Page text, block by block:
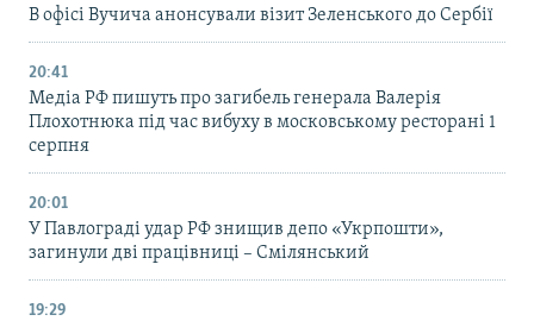
В офісі Вучича анонсували візит Зеленського до Сербії
20:41
Медіа РФ пишуть про загибель генерала Валерія
Плохотнюка під час вибуху в московському ресторані 1
серпня
20:01
У Павлограді удар РФ знищив депо «Укрпошти»,
загинули дві працівниці – Смілянський
19:29